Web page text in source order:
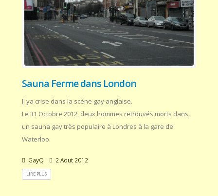
Sauna Ferme dans London
Il ya crise dans la scène gay anglaise.
Le 31 Octobre 2012, deux hommes retrouvés morts dans
un sauna gay très populaire à Londres à la gare de
Waterloo.
GayQ 2 Aout 2012
LIRE PLUS